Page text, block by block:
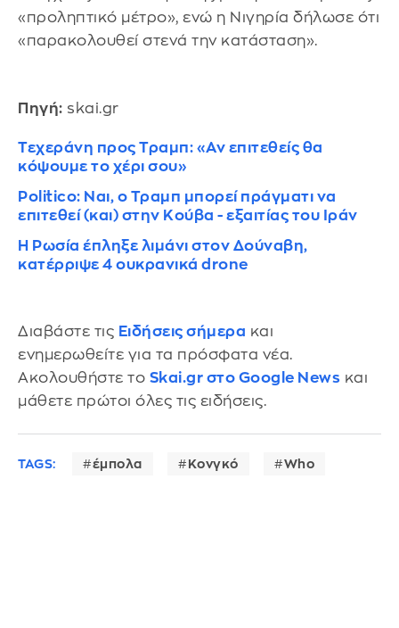
«προληπτικό μέτρο», ενώ η Nιγηρία δήλωσε ότι
«παρακολουθεί στενά την κατάσταση».
Πηγή: skai.gr
Τεχεράνη προς Τραμπ: «Αν επιτεθείς θα
κόψουμε το χέρι σου»
Politico: Ναι, ο Τραμπ μπορεί πράγματι να
επιτεθεί (και) στην Κούβα - εξαιτίας του Ιράν
Η Ρωσία έπληξε λιμάνι στον Δούναβη,
κατέρριψε 4 ουκρανικά drone
Διαβάστε τις Ειδήσεις σήμερα και
ενημερωθείτε για τα πρόσφατα νέα.
Ακολουθήστε το Skai.gr στο Google News και
μάθετε πρώτοι όλες τις ειδήσεις.
TAGS: έμπολα Κονγκό Who